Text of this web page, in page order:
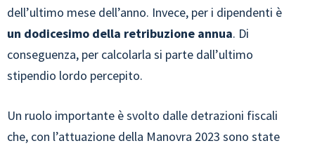
dell’ultimo mese dell’anno. Invece, per i dipendenti è
un dodicesimo della retribuzione annua. Di
conseguenza, per calcolarla si parte dall’ultimo
stipendio lordo percepito.
Un ruolo importante è svolto dalle detrazioni fiscali
che, con l’attuazione della Manovra 2023 sono state